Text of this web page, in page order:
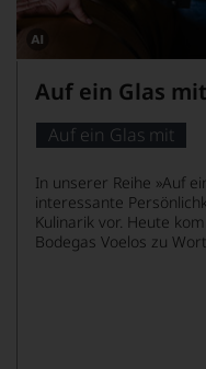
Dieses
Bild
wurde
von
Auf ein Glas
Auf ein Glas mit
In unserer Reihe »Auf
interessante
Kulinarik vor. Heute
Bodegas Voelos zu